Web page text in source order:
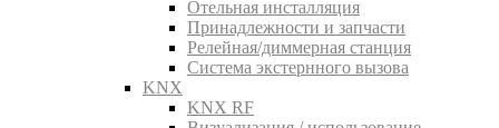
Отельная инсталляция
Принадлежности и запчасти
Релейная/диммерная станция
Система экстернного вызова
KNX
KNX RF